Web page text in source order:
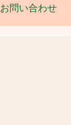
お問い合わせ